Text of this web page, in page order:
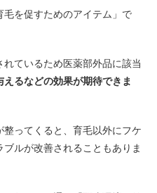
を促すためのアイテム」で
ているため医薬部外品に該当
るなどの効果が期待できま
ってくると、育毛以外にフケ
ルが改善されることもありま